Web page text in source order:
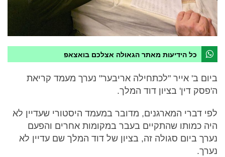
כל הידיעות מאתר הגאולה אצלכם בואצאפ
ביום ב' אייר "לכתחילה אריבער" נערך מעמד קריאת
ה'פסק דין' בציון דוד המלך.
לפי דברי המארגנים, מדובר במעמד היסטורי שעדיין לא
היה כמותו שהתקיים בעבר במקומות אחרים והפעם
נערך ביום סגולה זה, בציון של דוד המלך שם עדיין לא
נערך.